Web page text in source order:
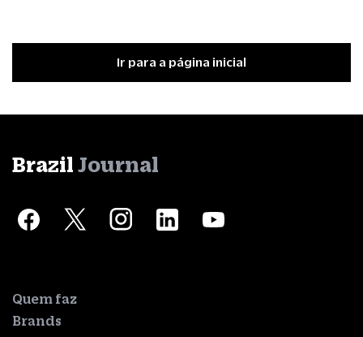
Ir para a página inicial
Brazil Journal
Quem faz
Brands